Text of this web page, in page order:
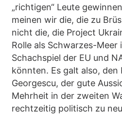
„richtigen“ Leute
meinen wir die, die zu
nicht die, die Project
Rolle als Schwarzes-
Schachspiel der EU und
könnten. Es galt also, den
Georgescu, der gute
Mehrheit in der zweiten
rechtzeitig politisch zu